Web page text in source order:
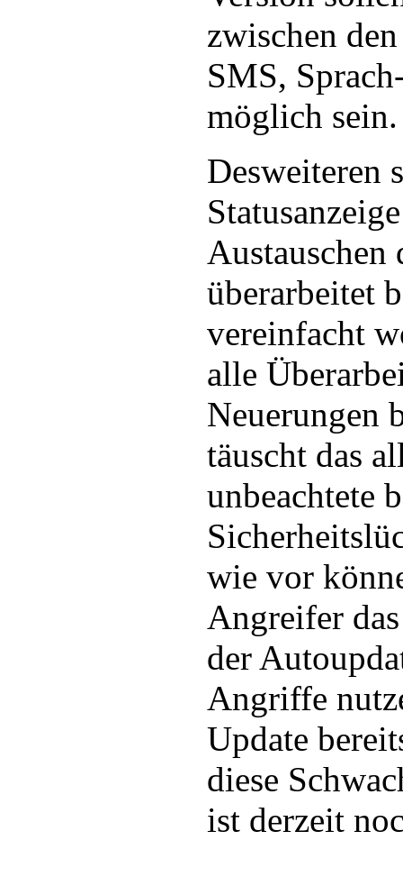
zwischen
SMS,
möglich sein.
Desweiteren
überarbeitet
vereinfacht
alle
Neuerungen
täuscht das
unbeachtete
wie vor
Angreifer
der
Angriffe
Update
diese
ist derzeit